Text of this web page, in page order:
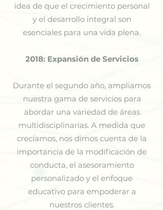
idea de que el crecimiento personal
y el desarrollo integral son
esenciales para una vida plena.
2018: Expansión de Servicios
Durante el segundo año, ampliamos
nuestra gama de servicios para
abordar una variedad de áreas
multidisciplinarias. A medida que
crecíamos, nos dimos cuenta de la
importancia de la modificación de
conducta, el asesoramiento
personalizado y el enfoque
educativo para empoderar a
nuestros clientes.